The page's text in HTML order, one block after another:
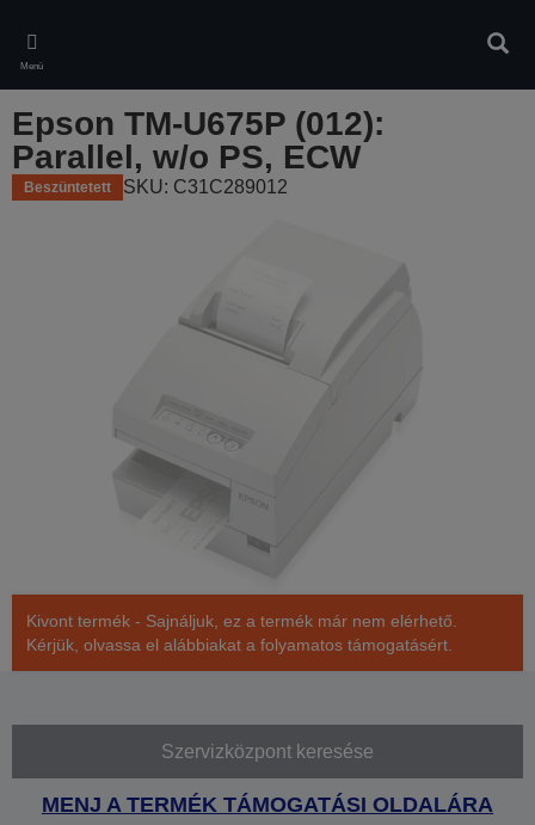
main
content
Menü
Epson TM-U675P (012):
Parallel, w/o PS, ECW
Beszüntetett SKU: C31C289012
Kivont termék - Sajnáljuk, ez a termék már nem elérhető.
Kérjük, olvassa el alábbiakat a folyamatos támogatásért.
Szervizközpont keresése
MENJ A TERMÉK TÁMOGATÁSI OLDALÁRA